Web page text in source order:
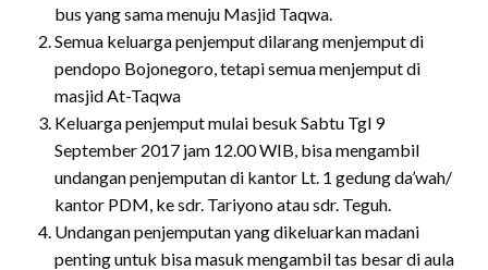
bus yang sama menuju Masjid Taqwa.
Semua keluarga penjemput dilarang menjemput di
pendopo Bojonegoro, tetapi semua menjemput di
masjid At-Taqwa
Keluarga penjemput mulai besuk Sabtu Tgl 9
September 2017 jam 12.00 WIB, bisa mengambil
undangan penjemputan di kantor Lt. 1 gedung da’wah/
kantor PDM, ke sdr. Tariyono atau sdr. Teguh.
Undangan penjemputan yang dikeluarkan madani
penting untuk bisa masuk mengambil tas besar di aula